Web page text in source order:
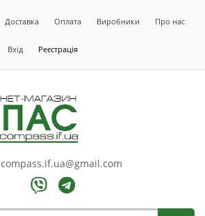
Доставка Оплата Виробники Про нас
Вхід Реєстрація
compass.if.ua@gmail.com